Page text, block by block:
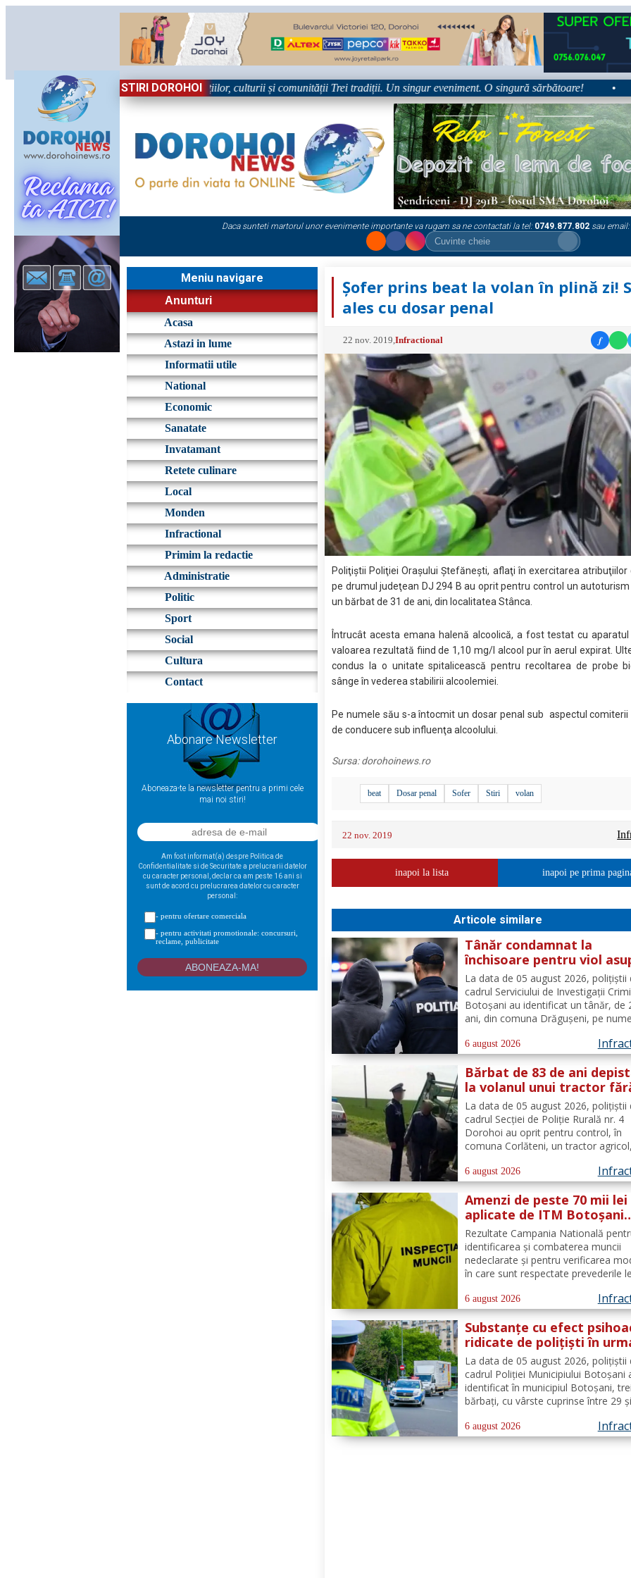
STIRI DOROHOI
Sărbătoare!” – trei zile dedicate tradițiilor, culturii și comunității Trei tradiții. Un singur eveniment. O singură sărbătoare! •
Daca sunteti martorul unor evenimente importante va rugam sa ne contactati la tel: 0749.877.802 sau email:
Meniu navigare
Anunturi
Acasa
Astazi in lume
Informatii utile
National
Economic
Sanatate
Invatamant
Retete culinare
Local
Monden
Infractional
Primim la redactie
Administratie
Politic
Sport
Social
Cultura
Contact
Abonare Newsletter
Aboneaza-te la newsletter pentru a primi cele
mai noi stiri!
Am fost informat(a) despre Politica de
Confidentialitate si de Securitate a prelucrarii datelor
cu caracter personal, declar ca am peste 16 ani si
sunt de acord cu prelucrarea datelor cu caracter
personal:
- pentru ofertare comerciala
- pentru activitati promotionale: concursuri,
reclame, publicitate
Șofer prins beat la volan în plină zi!
ales cu dosar penal
22 nov. 2019 ,Infractional f
Poliţiştii Poliţiei Oraşului Ştefăneşti, aflaţi în exercitarea atribuţiilor
pe drumul judeţean DJ 294 B au oprit pentru control un autoturism
un bărbat de 31 de ani, din localitatea Stânca.
Întrucât acesta emana halenă alcoolică, a fost testat cu aparatul
valoarea rezultată fiind de 1,10 mg/l alcool pur în aerul expirat.
condus la o unitate spitalicească pentru recoltarea de probe
sânge în vederea stabilirii alcoolemiei.
Pe numele său s-a întocmit un dosar penal sub aspectul
de conducere sub influenţa alcoolului.
Sursa:dorohoinews.ro
beat Dosar penal Sofer Stiri volan
22 nov. 2019
inapoi la lista inapoi pe prima
Articole similare
Tânăr condamnat la
închisoare pentru viol
unui minor și pornografie
infantilă, identificat de
polițiști
La data de 05 august 2026, polițiștii
cadrul Serviciului de Investigații
Botoșani au identificat un tânăr, de
ani, din comuna Drăgușeni, pe
mandat de executare a pedepsei cu
închisoarea. Tânărul a fost
4 ani și 5 luni de...
6 august 2026
Bărbat de 83 de ani
la volanul unui tractor
deține permis de
La data de 05 august 2026, polițiștii
cadrul Secției de Poliție Rurală nr. 4
Dorohoi au oprit pentru control, în
comuna Corlăteni, un tractor agricol,
din aceeași localitate. În urma
efectuate de către polițiști, s-a
faptul că...
6 august 2026
Amenzi de peste 70 mii lei
aplicate de ITM Botoșani
privind munca nedeclarată
Rezultate Campania Natională
identificarea și combaterea muncii
nedeclarate și pentru verificarea
în care sunt respectate prevederile
de către angajatorii care desfășoară
activități în domeniul Industria
- cod CAEN 10....
6 august 2026
Substanțe cu efect
ridicate de polițiști în
unui control corporal
La data de 05 august 2026, polițiștii
cadrul Poliției Municipiului Botoșani
identificat în municipiul Botoșani, trei
bărbați, cu vârste cuprinse între 29
asupra lor substanțe psihoactive. În
efectuării controlului corporal
6 august 2026